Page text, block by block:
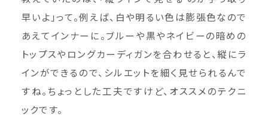
早いよ」って。例えば、白や明るい色は膨張色なので
あえてインナーに。ブルーや黒やネイビーの暗めの
トップスやロングカーディガンを合わせると、縦にラ
インができるので、シルエットを細く見せられるんで
すね。ちょっとした工夫ですけど、オススメのテクニ
ックです。